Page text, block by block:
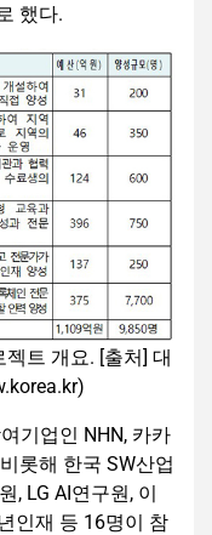
했다.
트 개요. [출처] 대
기업인 NHN, 카카
롯해 한국 SW산업
, LG AI연구원, 이
인재 등 16명이 참